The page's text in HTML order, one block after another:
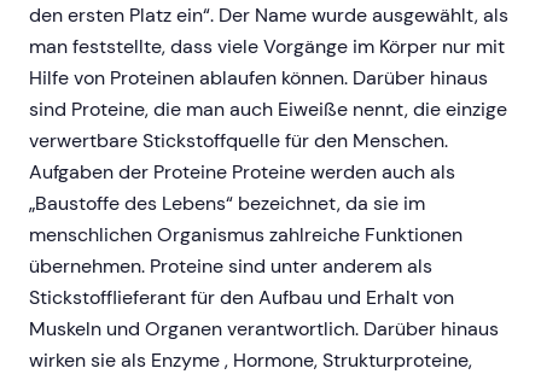
den ersten Platz ein“. Der Name wurde ausgewählt, als
man feststellte, dass viele Vorgänge im Körper nur mit
Hilfe von Proteinen ablaufen können. Darüber hinaus
sind Proteine, die man auch Eiweiße nennt, die einzige
verwertbare Stickstoffquelle für den Menschen.
Aufgaben der Proteine Proteine werden auch als
„Baustoffe des Lebens“ bezeichnet, da sie im
menschlichen Organismus zahlreiche Funktionen
übernehmen. Proteine sind unter anderem als
Stickstofflieferant für den Aufbau und Erhalt von
Muskeln und Organen verantwortlich. Darüber hinaus
wirken sie als Enzyme , Hormone, Strukturproteine,